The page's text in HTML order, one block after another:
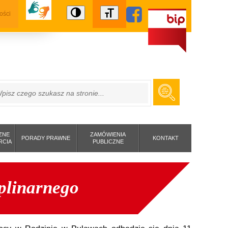
PORADY PRAWNE
ZAMÓWIENIA
PUBLICZNE
KONTAKT